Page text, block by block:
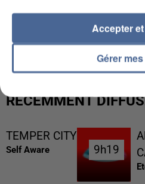
L’UN DES FONDATEURS
MAFIA INTERPELLÉ EN
RÉCEMMENT
TEMPER CITY
Self Aware 9h19
9h19
Gérer
Accepter